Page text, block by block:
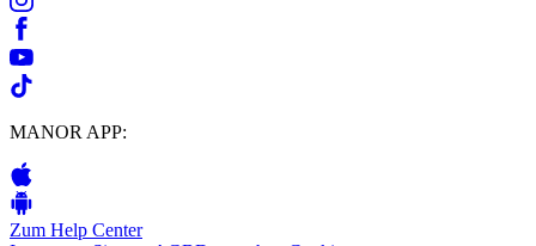
MANOR APP:
Zum Help Center